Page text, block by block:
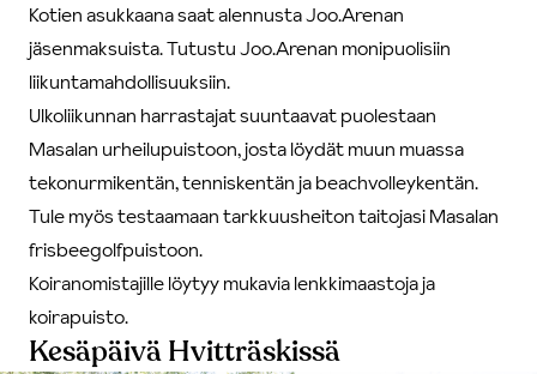
Kotien asukkaana saat alennusta Joo.Arenan
jäsenmaksuista.Tutustu Joo.Arenan monipuolisiin
liikuntamahdollisuuksiin.
Ulkoliikunnan harrastajat suuntaavat puolestaan
Masalan urheilupuistoon, josta löydät muun muassa
tekonurmikentän, tenniskentän ja beachvolleykentän.
Tule myös testaamaan tarkkuusheiton taitojasi Masalan
frisbeegolfpuistoon.
Koiranomistajille löytyy mukavia lenkkimaastoja ja
koirapuisto.
Kesäpäivä Hvitträskissä